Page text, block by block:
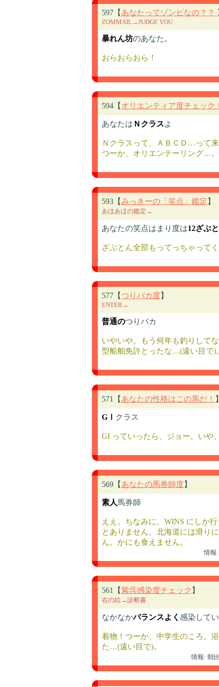
597【 あなたってゾンビなの？？
ZOMMAIL→JUDGE YOU
暴れん坊のあなた。
おらおらおら！
594【 オリエンティア度チェック
あなたは Ｎクラスよ
Ｎクラスって、ＡＢＣＤ…って
つーか、オリエンテーリング…
593【みっきーの「笑点」鑑定 】
あほあほの鑑定→
あなたの笑点はまり度は12ざぶ
ざぶとん全部もってっちゃって
577【つりバカ度】
ENTER→
普通のつりバカ
いやいや。もう何年も釣りして
型船舶免許とったな…(遠い目で)
571【 あなたの性格はこの馬だ！
GⅠ クラス
GI っていったら、ジョー。いや
569【 あなたの馬券師度】
素人馬券師
ええ。ちなみに、WINS にしか
とありません。北海道には滑り
ん。かにも食えません。
情報
561【紫呉感染度チェック 】
右の絵→診断書
なかなかバランスよく 感染して
着物！つーか、中学生のころ、
た…(遠い目で)。
情報: 朝